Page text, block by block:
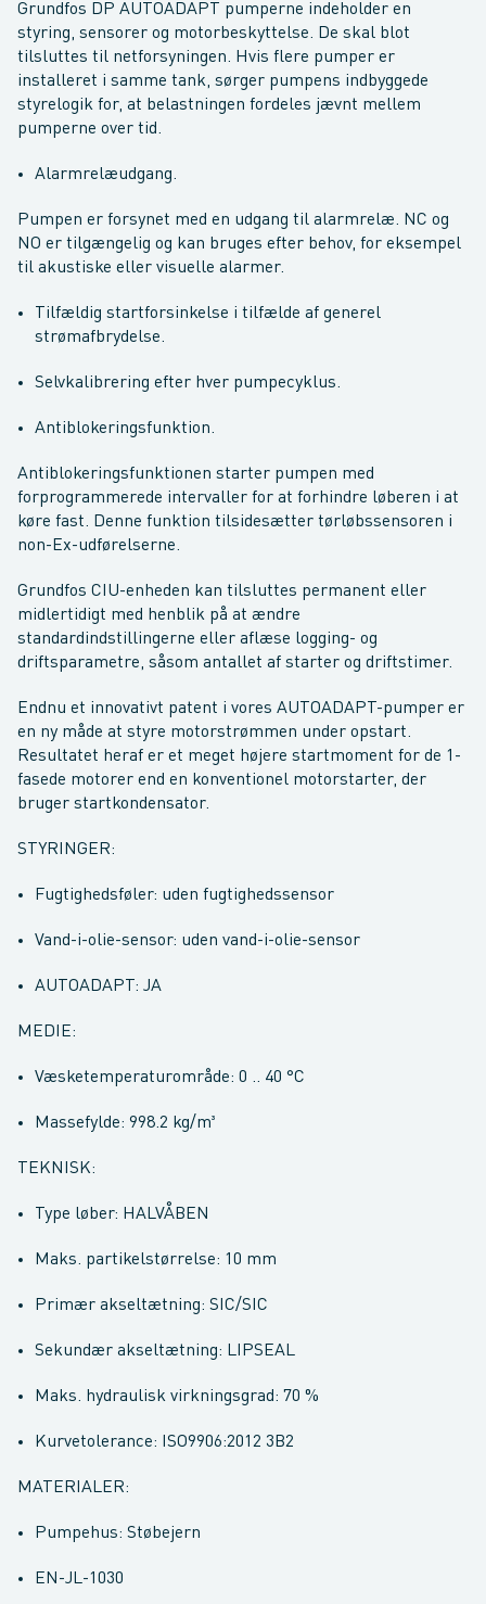
Grundfos DP AUTOADAPT pumperne indeholder en
styring, sensorer og motorbeskyttelse. De skal blot
tilsluttes til netforsyningen. Hvis flere pumper er
installeret i samme tank, sørger pumpens indbyggede
styrelogik for, at belastningen fordeles jævnt mellem
pumperne over tid.
Alarmrelæudgang.
Pumpen er forsynet med en udgang til alarmrelæ. NC og
NO er tilgængelig og kan bruges efter behov, for eksempel
til akustiske eller visuelle alarmer.
Tilfældig startforsinkelse i tilfælde af generel
strømafbrydelse.
Selvkalibrering efter hver pumpecyklus.
Antiblokeringsfunktion.
Antiblokeringsfunktionen starter pumpen med
forprogrammerede intervaller for at forhindre løberen i at
køre fast. Denne funktion tilsidesætter tørløbssensoren i
non-Ex-udførelserne.
Grundfos CIU-enheden kan tilsluttes permanent eller
midlertidigt med henblik på at ændre
standardindstillingerne eller aflæse logging- og
driftsparametre, såsom antallet af starter og driftstimer.
Endnu et innovativt patent i vores AUTOADAPT-pumper er
en ny måde at styre motorstrømmen under opstart.
Resultatet heraf er et meget højere startmoment for de 1-
fasede motorer end en konventionel motorstarter, der
bruger startkondensator.
STYRINGER:
Fugtighedsføler: uden fugtighedssensor
Vand-i-olie-sensor: uden vand-i-olie-sensor
AUTOADAPT: JA
MEDIE:
Væsketemperaturområde: 0 .. 40 °C
Massefylde: 998.2 kg/m³
TEKNISK:
Type løber: HALVÅBEN
Maks. partikelstørrelse: 10 mm
Primær akseltætning: SIC/SIC
Sekundær akseltætning: LIPSEAL
Maks. hydraulisk virkningsgrad: 70 %
Kurvetolerance: ISO9906:2012 3B2
MATERIALER:
Pumpehus: Støbejern
EN-JL-1030